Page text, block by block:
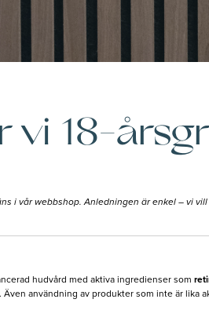
vi 18-
i vår webbshop. Anledningen är enkel – vi
hudvård med aktiva ingredienser som
användning av produkter som inte är